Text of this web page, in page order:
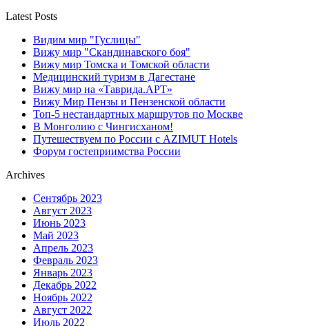
Latest Posts
Видим мир "Гуслицы"
Вижу мир "Скандинавского боя"
Вижу мир Томска и Томской области
Медицинский туризм в Дагестане
Вижу мир на «Таврида.АРТ»
Вижу Мир Пензы и Пензенской области
Топ-5 нестандартных маршрутов по Москве
В Монголию с Чингисханом!
Путешествуем по России с AZIMUT Hotels
Форум гостеприимства России
Archives
Сентябрь 2023
Август 2023
Июнь 2023
Май 2023
Апрель 2023
Февраль 2023
Январь 2023
Декабрь 2022
Ноябрь 2022
Август 2022
Июль 2022